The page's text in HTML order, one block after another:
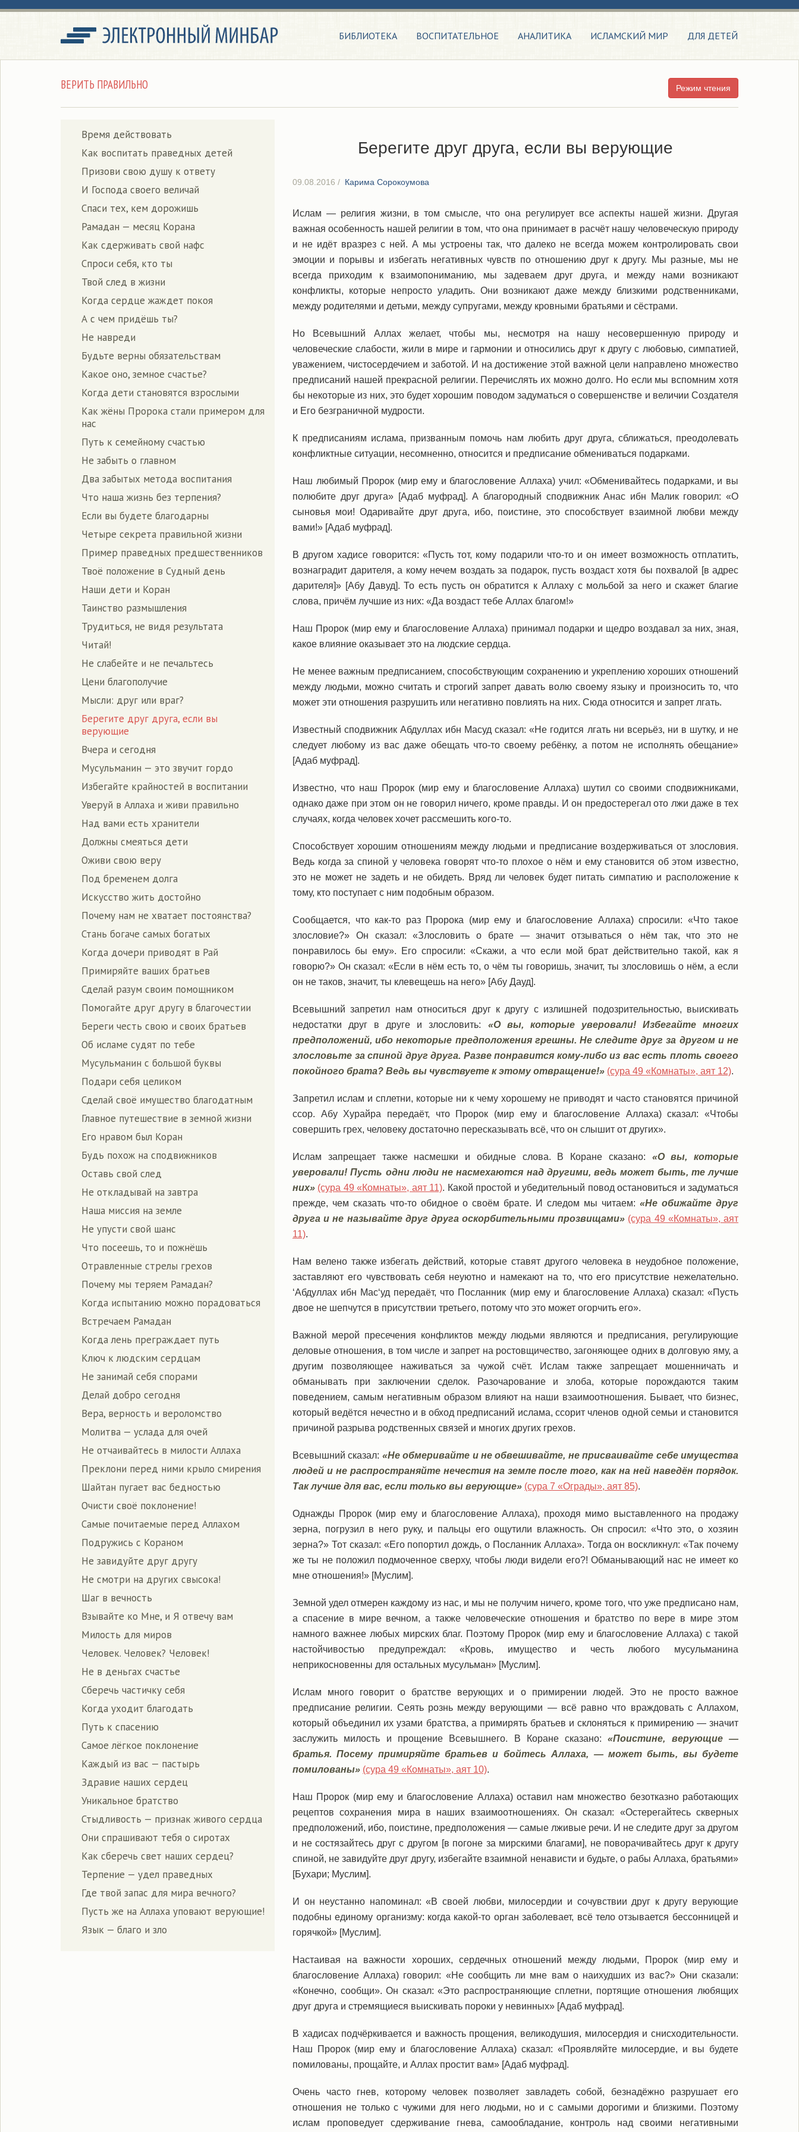
БИБЛИОТЕКА ВОСПИТАТЕЛЬНОЕ АНАЛИТИКА ИСЛАМСКИЙ МИР ДЛЯ ДЕТЕЙ
ВЕРИТЬ ПРАВИЛЬНО Режим чтения
Время действовать
Как воспитать праведных детей
Призови свою душу к ответу
И Господа своего величай
Спаси тех, кем дорожишь
Рамадан — месяц Корана
Как сдерживать свой нафс
Спроси себя, кто ты
Твой след в жизни
Когда сердце жаждет покоя
А с чем придёшь ты?
Не навреди
Будьте верны обязательствам
Какое оно, земное счастье?
Когда дети становятся взрослыми
Как жёны Пророка стали примером для
нас
Путь к семейному счастью
Не забыть о главном
Два забытых метода воспитания
Что наша жизнь без терпения?
Если вы будете благодарны
Четыре секрета правильной жизни
Пример праведных предшественников
Твоё положение в Судный день
Наши дети и Коран
Таинство размышления
Трудиться, не видя результата
Читай!
Не слабейте и не печальтесь
Цени благополучие
Мысли: друг или враг?
Берегите друг друга, если вы
верующие
Вчера и сегодня
Мусульманин — это звучит гордо
Избегайте крайностей в воспитании
Уверуй в Аллаха и живи правильно
Над вами есть хранители
Должны смеяться дети
Оживи свою веру
Под бременем долга
Искусство жить достойно
Почему нам не хватает постоянства?
Стань богаче самых богатых
Когда дочери приводят в Рай
Примиряйте ваших братьев
Сделай разум своим помощником
Помогайте друг другу в благочестии
Береги честь свою и своих братьев
Об исламе судят по тебе
Мусульманин с большой буквы
Подари себя целиком
Сделай своё имущество благодатным
Главное путешествие в земной жизни
Его нравом был Коран
Будь похож на сподвижников
Оставь свой след
Не откладывай на завтра
Наша миссия на земле
Не упусти свой шанс
Что посеешь, то и пожнёшь
Отравленные стрелы грехов
Почему мы теряем Рамадан?
Когда испытанию можно порадоваться
Встречаем Рамадан
Когда лень преграждает путь
Ключ к людским сердцам
Не занимай себя спорами
Делай добро сегодня
Вера, верность и вероломство
Молитва — услада для очей
Не отчаивайтесь в милости Аллаха
Преклони перед ними крыло смирения
Шайтан пугает вас бедностью
Очисти своё поклонение!
Самые почитаемые перед Аллахом
Подружись с Кораном
Не завидуйте друг другу
Не смотри на других свысока!
Шаг в вечность
Взывайте ко Мне, и Я отвечу вам
Милость для миров
Человек. Человек? Человек!
Не в деньгах счастье
Сберечь частичку себя
Когда уходит благодать
Путь к спасению
Самое лёгкое поклонение
Каждый из вас — пастырь
Здравие наших сердец
Уникальное братство
Стыдливость — признак живого сердца
Они спрашивают тебя о сиротах
Как сберечь свет наших сердец?
Терпение — удел праведных
Где твой запас для мира вечного?
Пусть же на Аллаха уповают верующие!
Язык — благо и зло
Берегите друг друга, если вы верующие
09.08.2016 / Карима Сорокоумова
Ислам — религия жизни, в том смысле, что она регулирует все аспекты нашей жизни. Другая
важная особенность нашей религии в том, что она принимает в расчёт нашу человеческую природу
и не идёт вразрез с ней. А мы устроены так, что далеко не всегда можем контролировать свои
эмоции и порывы и избегать негативных чувств по отношению друг к другу. Мы разные, мы не
всегда приходим к взаимопониманию, мы задеваем друг друга, и между нами возникают
конфликты, которые непросто уладить. Они возникают даже между близкими родственниками,
между родителями и детьми, между супругами, между кровными братьями и сёстрами.
Но Всевышний Аллах желает, чтобы мы, несмотря на нашу несовершенную природу и
человеческие слабости, жили в мире и гармонии и относились друг к другу с любовью, симпатией,
уважением, чистосердечием и заботой. И на достижение этой важной цели направлено множество
предписаний нашей прекрасной религии. Перечислять их можно долго. Но если мы вспомним хотя
бы некоторые из них, это будет хорошим поводом задуматься о совершенстве и величии Создателя
и Его безграничной мудрости.
К предписаниям ислама, призванным помочь нам любить друг друга, сближаться, преодолевать
конфликтные ситуации, несомненно, относится и предписание обмениваться подарками.
Наш любимый Пророк (мир ему и благословение Аллаха) учил: «Обменивайтесь подарками, и вы
полюбите друг друга» [Адаб муфрад]. А благородный сподвижник Анас ибн Малик говорил: «О
сыновья мои! Одаривайте друг друга, ибо, поистине, это способствует взаимной любви между
вами!» [Адаб муфрад].
В другом хадисе говорится: «Пусть тот, кому подарили что-то и он имеет возможность отплатить,
вознаградит дарителя, а кому нечем воздать за подарок, пусть воздаст хотя бы похвалой [в адрес
дарителя]» [Абу Давуд]. То есть пусть он обратится к Аллаху с мольбой за него и скажет благие
слова, причём лучшие из них: «Да воздаст тебе Аллах благом!»
Наш Пророк (мир ему и благословение Аллаха) принимал подарки и щедро воздавал за них, зная,
какое влияние оказывает это на людские сердца.
Не менее важным предписанием, способствующим сохранению и укреплению хороших отношений
между людьми, можно считать и строгий запрет давать волю своему языку и произносить то, что
может эти отношения разрушить или негативно повлиять на них. Сюда относится и запрет лгать.
Известный сподвижник Абдуллах ибн Масуд сказал: «Не годится лгать ни всерьёз, ни в шутку, и не
следует любому из вас даже обещать что-то своему ребёнку, а потом не исполнять обещание»
[Адаб муфрад].
Известно, что наш Пророк (мир ему и благословение Аллаха) шутил со своими сподвижниками,
однако даже при этом он не говорил ничего, кроме правды. И он предостерегал ото лжи даже в тех
случаях, когда человек хочет рассмешить кого-то.
Способствует хорошим отношениям между людьми и предписание воздерживаться от злословия.
Ведь когда за спиной у человека говорят что-то плохое о нём и ему становится об этом известно,
это не может не задеть и не обидеть. Вряд ли человек будет питать симпатию и расположение к
тому, кто поступает с ним подобным образом.
Сообщается, что как-то раз Пророка (мир ему и благословение Аллаха) спросили: «Что такое
злословие?» Он сказал: «Злословить о брате — значит отзываться о нём так, что это не
понравилось бы ему». Его спросили: «Скажи, а что если мой брат действительно такой, как я
говорю?» Он сказал: «Если в нём есть то, о чём ты говоришь, значит, ты злословишь о нём, а если
он не таков, значит, ты клевещешь на него» [Абу Дауд].
Всевышний запретил нам относиться друг к другу с излишней подозрительностью, выискивать
недостатки друг в друге и злословить: «О вы, которые уверовали! Избегайте многих
предположений, ибо некоторые предположения грешны. Не следите друг за другом и не
злословьте за спиной друг друга. Разве понравится кому-либо из вас есть плоть своего
покойного брата? Ведь вы чувствуете к этому отвращение!» (сура 49 «Комнаты», аят 12).
Запретил ислам и сплетни, которые ни к чему хорошему не приводят и часто становятся причиной
ссор. Абу Хурайра передаёт, что Пророк (мир ему и благословение Аллаха) сказал: «Чтобы
совершить грех, человеку достаточно пересказывать всё, что он слышит от других».
Ислам запрещает также насмешки и обидные слова. В Коране сказано: «О вы, которые
уверовали! Пусть одни люди не насмехаются над другими, ведь может быть, те лучше
них» (сура 49 «Комнаты», аят 11). Какой простой и убедительный повод остановиться и задуматься
прежде, чем сказать что-то обидное о своём брате. И следом мы читаем: «Не обижайте друг
друга и не называйте друг друга оскорбительными прозвищами» (сура 49 «Комнаты», аят
11).
Нам велено также избегать действий, которые ставят другого человека в неудобное положение,
заставляют его чувствовать себя неуютно и намекают на то, что его присутствие нежелательно.
‘Абдуллах ибн Мас‘уд передаёт, что Посланник (мир ему и благословение Аллаха) сказал: «Пусть
двое не шепчутся в присутствии третьего, потому что это может огорчить его».
Важной мерой пресечения конфликтов между людьми являются и предписания, регулирующие
деловые отношения, в том числе и запрет на ростовщичество, загоняющее одних в долговую яму, а
другим позволяющее наживаться за чужой счёт. Ислам также запрещает мошенничать и
обманывать при заключении сделок. Разочарование и злоба, которые порождаются таким
поведением, самым негативным образом влияют на наши взаимоотношения. Бывает, что бизнес,
который ведётся нечестно и в обход предписаний ислама, ссорит членов одной семьи и становится
причиной разрыва родственных связей и многих других грехов.
Всевышний сказал: «Не обмеривайте и не обвешивайте, не присваивайте себе имущества
людей и не распространяйте нечестия на земле после того, как на ней наведён порядок.
Так лучше для вас, если только вы верующие» (сура 7 «Ограды», аят 85).
Однажды Пророк (мир ему и благословение Аллаха), проходя мимо выставленного на продажу
зерна, погрузил в него руку, и пальцы его ощутили влажность. Он спросил: «Что это, о хозяин
зерна?» Тот сказал: «Его попортил дождь, о Посланник Аллаха». Тогда он воскликнул: «Так почему
же ты не положил подмоченное сверху, чтобы люди видели его?! Обманывающий нас не имеет ко
мне отношения!» [Муслим].
Земной удел отмерен каждому из нас, и мы не получим ничего, кроме того, что уже предписано нам,
а спасение в мире вечном, а также человеческие отношения и братство по вере в мире этом
намного важнее любых мирских благ. Поэтому Пророк (мир ему и благословение Аллаха) с такой
настойчивостью предупреждал: «Кровь, имущество и честь любого мусульманина
неприкосновенны для остальных мусульман» [Муслим].
Ислам много говорит о братстве верующих и о примирении людей. Это не просто важное
предписание религии. Сеять рознь между верующими — всё равно что враждовать с Аллахом,
который объединил их узами братства, а примирять братьев и склоняться к примирению — значит
заслужить милость и прощение Всевышнего. В Коране сказано:«Поистине, верующие —
братья. Посему примиряйте братьев и бойтесь Аллаха, — может быть, вы будете
помилованы» (сура 49 «Комнаты», аят 10).
Наш Пророк (мир ему и благословение Аллаха) оставил нам множество безотказно работающих
рецептов сохранения мира в наших взаимоотношениях. Он сказал: «Остерегайтесь скверных
предположений, ибо, поистине, предположения — самые лживые речи. И не следите друг за другом
и не состязайтесь друг с другом [в погоне за мирскими благами], не поворачивайтесь друг к другу
спиной, не завидуйте друг другу, избегайте взаимной ненависти и будьте, о рабы Аллаха, братьями»
[Бухари; Муслим].
И он неустанно напоминал: «В своей любви, милосердии и сочувствии друг к другу верующие
подобны единому организму: когда какой-то орган заболевает, всё тело отзывается бессонницей и
горячкой» [Муслим].
Настаивая на важности хороших, сердечных отношений между людьми, Пророк (мир ему и
благословение Аллаха) говорил: «Не сообщить ли мне вам о наихудших из вас?» Они сказали:
«Конечно, сообщи». Он сказал: «Это распространяющие сплетни, портящие отношения любящих
друг друга и стремящиеся выискивать пороки у невинных» [Адаб муфрад].
В хадисах подчёркивается и важность прощения, великодушия, милосердия и снисходительности.
Наш Пророк (мир ему и благословение Аллаха) сказал: «Проявляйте милосердие, и вы будете
помилованы, прощайте, и Аллах простит вам» [Адаб муфрад].
Очень часто гнев, которому человек позволяет завладеть собой, безнадёжно разрушает его
отношения не только с чужими для него людьми, но и с самыми дорогими и близкими. Поэтому
ислам проповедует сдерживание гнева, самообладание, контроль над своими негативными